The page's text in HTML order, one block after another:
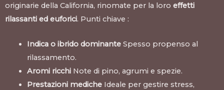
originarie della California, rinomate per la loro effetti
rilassanti ed euforici. Punti chiave :
Indica o ibrido dominanteSpesso propenso al
rilassamento.
Aromi ricchiNote di pino, agrumi e spezie.
Prestazioni medicheIdeale per gestire stress,